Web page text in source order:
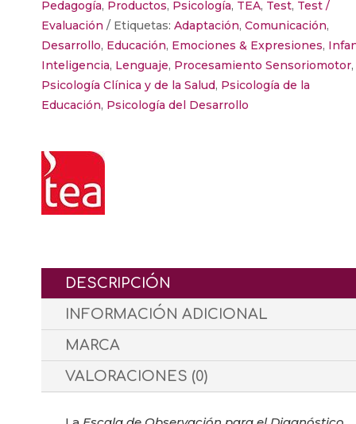
Pedagogía, Productos, Psicología, TEA, Test, Test /
Evaluación
Etiquetas: Adaptación, Comunicación,
Desarrollo, Educación, Emociones & Expresiones,
Inteligencia, Lenguaje, Procesamiento Sensoriomotor,
Psicología Clínica y de la Salud, Psicología de la
Educación, Psicología del Desarrollo
DESCRIPCIÓN
INFORMACIÓN ADICIONAL
MARCA
VALORACIONES (0)